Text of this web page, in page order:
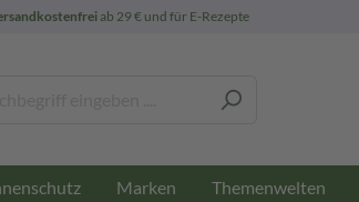
ab 29 € und für E-Rezepte
Marken Themenwelten